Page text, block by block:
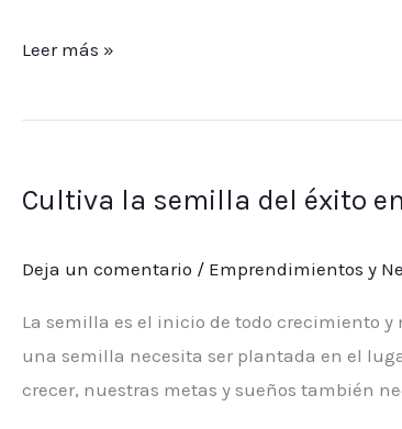
Leer más »
Cultiva la semilla del éxito
Deja un comentario / Emprendimientos y
La semilla es el inicio de todo crecimiento
una semilla necesita ser plantada en el
crecer, nuestras metas y sueños también
semilla
éxito